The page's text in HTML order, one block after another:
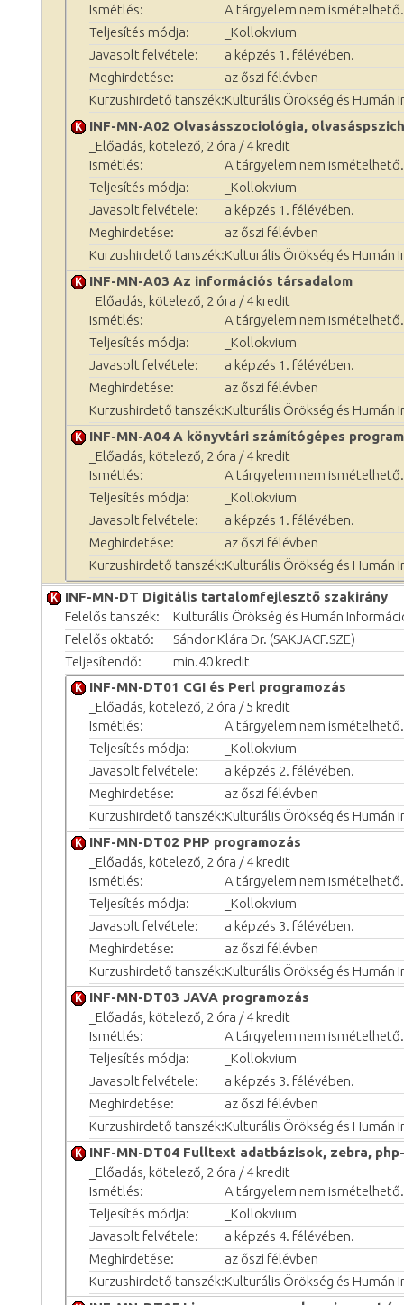
Ismétlés:
A tárgyelem nem ismételhető.
Teljesítés módja:
_Kollokvium
Javasolt felvétele:
a képzés 1. félévében.
Meghirdetése:
az őszi félévben
Kurzushirdető tanszék:Kulturális Örökség és Humán
INF-MN-A02 Olvasásszociológia,
_Előadás, kötelező, 2 óra / 4 kredit
Ismétlés:
A tárgyelem nem ismételhető.
Teljesítés módja:
_Kollokvium
Javasolt felvétele:
a képzés 1. félévében.
Meghirdetése:
az őszi félévben
Kurzushirdető tanszék:Kulturális Örökség és Humán
INF-MN-A03 Az információs társadalom
_Előadás, kötelező, 2 óra / 4 kredit
Ismétlés:
A tárgyelem nem ismételhető.
Teljesítés módja:
_Kollokvium
Javasolt felvétele:
a képzés 1. félévében.
Meghirdetése:
az őszi félévben
Kurzushirdető tanszék:Kulturális Örökség és Humán
INF-MN-A04 A könyvtári számítógépes
_Előadás, kötelező, 2 óra / 4 kredit
Ismétlés:
A tárgyelem nem ismételhető.
Teljesítés módja:
_Kollokvium
Javasolt felvétele:
a képzés 1. félévében.
Meghirdetése:
az őszi félévben
Kurzushirdető tanszék:Kulturális Örökség és Humán
INF-MN-DT Digitális tartalomfejlesztő szakirány
Felelős tanszék:
Kulturális Örökség és Humán
Felelős oktató:
Sándor Klára Dr. (SAKJACF.SZE)
Teljesítendő:
min.40 kredit
INF-MN-DT01 CGI és Perl programozás
_Előadás, kötelező, 2 óra / 5 kredit
Ismétlés:
A tárgyelem nem ismételhető.
Teljesítés módja:
_Kollokvium
Javasolt felvétele:
a képzés 2. félévében.
Meghirdetése:
az őszi félévben
Kurzushirdető tanszék:Kulturális Örökség és Humán
INF-MN-DT02 PHP programozás
_Előadás, kötelező, 2 óra / 4 kredit
Ismétlés:
A tárgyelem nem ismételhető.
Teljesítés módja:
_Kollokvium
Javasolt felvétele:
a képzés 3. félévében.
Meghirdetése:
az őszi félévben
Kurzushirdető tanszék:Kulturális Örökség és Humán
INF-MN-DT03 JAVA programozás
_Előadás, kötelező, 2 óra / 4 kredit
Ismétlés:
A tárgyelem nem ismételhető.
Teljesítés módja:
_Kollokvium
Javasolt felvétele:
a képzés 3. félévében.
Meghirdetése:
az őszi félévben
Kurzushirdető tanszék:Kulturális Örökség és Humán
INF-MN-DT04 Fulltext adatbázisok, zebra,
_Előadás, kötelező, 2 óra / 4 kredit
Ismétlés:
A tárgyelem nem ismételhető.
Teljesítés módja:
_Kollokvium
Javasolt felvétele:
a képzés 4. félévében.
Meghirdetése:
az őszi félévben
Kurzushirdető tanszék:Kulturális Örökség és Humán